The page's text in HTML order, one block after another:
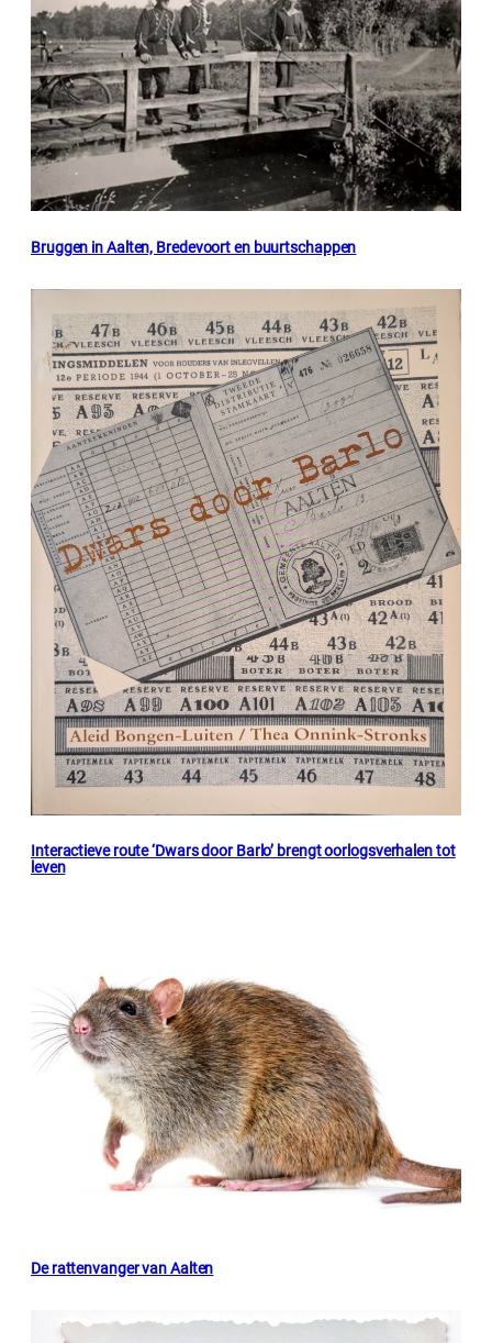
Bruggen in Aalten, Bredevoort en buurtschappen
Interactieve route ‘Dwars door Barlo’ brengt oorlogsverhalen tot
leven
De rattenvanger van Aalten